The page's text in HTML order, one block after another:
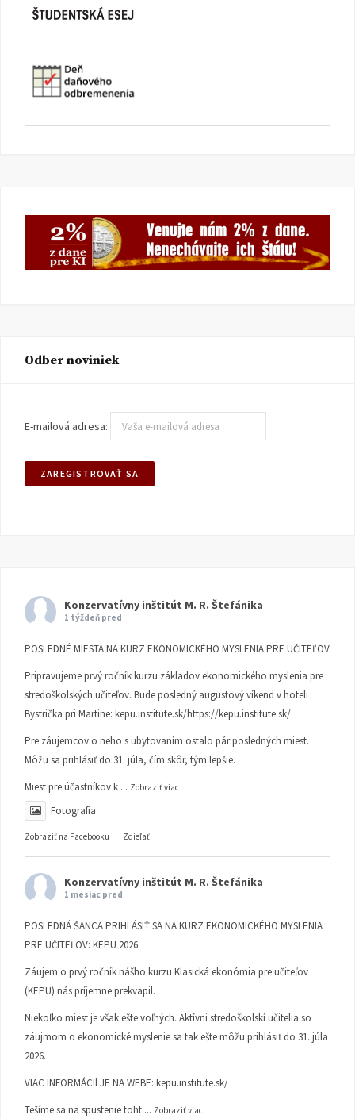
Odber noviniek
E-mailová adresa:
Konzervatívny inštitút M. R. Štefánika
1 týždeň pred
POSLEDNÉ MIESTA NA KURZ EKONOMICKÉHO MYSLENIA PRE UČITEĽOV
Pripravujeme prvý ročník kurzu základov ekonomického myslenia pre
stredoškolských učiteľov. Bude posledný augustový víkend v hoteli
Bystrička pri Martine: kepu.institute.sk/https://kepu.institute.sk/
Pre záujemcov o neho s ubytovaním ostalo pár posledných miest.
Môžu sa prihlásiť do 31. júla, čím skôr, tým lepšie.
Miest pre účastníkov k ... Zobraziť viac
Fotografia
Zobraziť na Facebooku · Zdieľať
Konzervatívny inštitút M. R. Štefánika
1 mesiac pred
POSLEDNÁ ŠANCA PRIHLÁSIŤ SA NA KURZ EKONOMICKÉHO MYSLENIA
PRE UČITEĽOV: KEPU 2026
Záujem o prvý ročník nášho kurzu Klasická ekonómia pre učiteľov
(KEPU) nás príjemne prekvapil.
Niekoľko miest je však ešte voľných. Aktívni stredoškolskí učitelia so
záujmom o ekonomické myslenie sa tak ešte môžu prihlásiť do 31. júla
2026.
VIAC INFORMÁCIÍ JE NA WEBE: kepu.institute.sk/
Tešíme sa na spustenie toht ... Zobraziť viac